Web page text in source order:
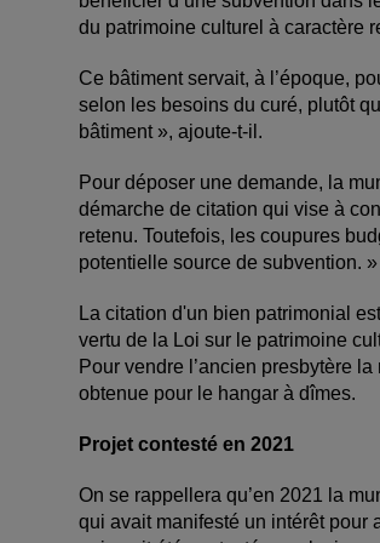
du patrimoine culturel à caractère
Ce bâtiment servait, à l’époque,
selon les besoins du curé, plutôt
bâtiment », ajoute-t-il.
Pour déposer une demande, la
démarche de citation qui vise à
retenu. Toutefois, les coupures
potentielle source de subvention. »
La citation d'un bien patrimonial
vertu de la Loi sur le patrimoine
Pour vendre l’ancien presbytère
obtenue pour le hangar à dîmes.
Projet contesté en 2021
On se rappellera qu’en 2021 la
qui avait manifesté un intérêt pour